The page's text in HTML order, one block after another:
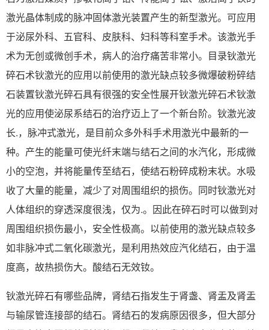
激光晶体制成的脉冲固体激光装置产生的新型激光。可应用
于泌尿外科、五官科、皮肤科、妇科等科室手术。该激光手
术为无创或微创手术，病人的治疗痛苦非常小。目录钬激光
碎石术钬激光的应用以前使用的激光缺点较多微爆破粉碎结
石装置钬激光碎石具有很强的安全性展开钬激光碎石术钬激
光的应用使泌尿系结石的治疗迈上了一个新台阶。钬激光波
长.，脉冲式激光，是目前众多外科手术用激光中最新的一
种。产生的能量可使光纤末端与结石之间的水汽化，形成微
小的空泡，并将能量传至结石，使结石粉碎成粉末状。水吸
收了大量的能量，减少了对周围组织的损伤。同时钬激光对
人体组织的穿透深度很浅，仅为.。因此在碎石时可以做到对
周围组织损伤最小，安全性极高。以前使用的激光缺点较多
如非脉冲式二氧化碳激光，是利用热效应汽化结石，由于温
度高，故热损伤大。酸结石无效钕。
钬激光碎石有哪些品牌，肾结石指发生于肾盏、肾盂及肾盂
与输尿管连接部的结石。肾结石的发病原因很多，但大部分